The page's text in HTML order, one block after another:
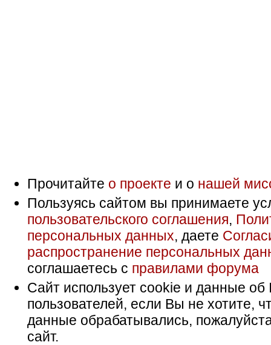
Прочитайте о проекте и о нашей
Пользуясь сайтом вы принимаете
пользовательского соглашения,
персональных данных, даете
распространение персональных
соглашаетесь с правилами форума
Сайт использует cookie и данные об
пользователей, если Вы не хотите,
данные обрабатывались,
сайт.